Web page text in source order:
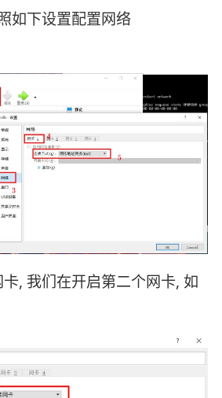
如下设置配置网络
, 我们在开启第二个网卡, 如